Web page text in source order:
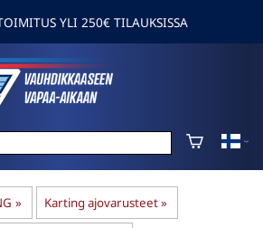
YLI 250€ TILAUKSISSA
‪» Karting ajovarusteet‪»